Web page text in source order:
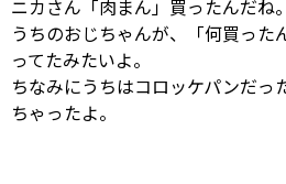
ニカさん「肉まん」買ったんだね。
うちのおじちゃんが、「何買った
ってたみたいよ。
ちなみにうちはコロッケパンだっ
ちゃったよ。